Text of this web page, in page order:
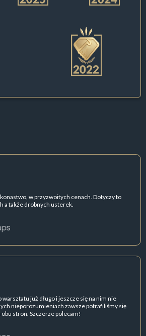
w przyzwoitych cenach. Dotyczy to
a także drobnych usterek.
warsztatu już długo i jeszcze się na nim nie
nieporozumieniach zawsze potrafiliśmy się
obu stron. Szczerze polecam!